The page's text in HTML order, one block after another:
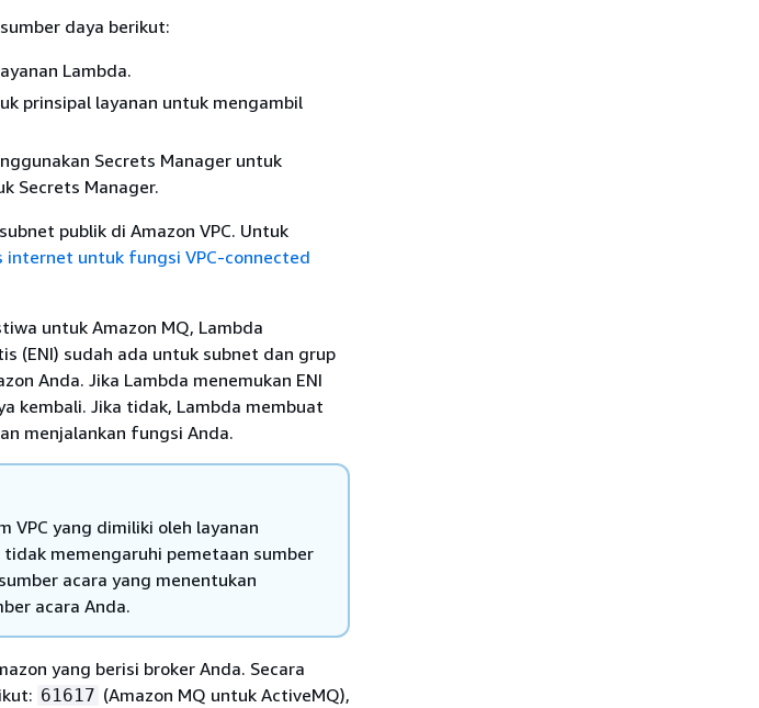
daya berikut:
Lambda.
prinsipal layanan untuk mengambil
Secrets Manager untuk
Secrets Manager.
publik di Amazon VPC. Untuk
internet untuk fungsi VPC-connected
untuk Amazon MQ, Lambda
(ENI) sudah ada untuk subnet dan grup
Anda. Jika Lambda menemukan ENI
kembali. Jika tidak, Lambda membuat
menjalankan fungsi Anda.
VPC yang dimiliki oleh layanan
memengaruhi pemetaan sumber
acara yang menentukan
acara Anda.
yang berisi broker Anda. Secara
61617 (Amazon MQ untuk ActiveMQ),